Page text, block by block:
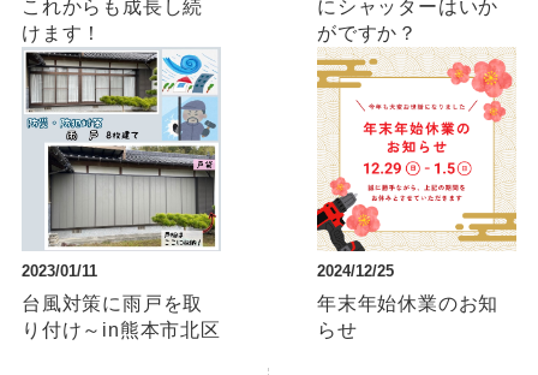
これからも成長し続
けます！
にシャッターはいか
がですか？
2023/01/11
台風対策に雨戸を取
り付け～in熊本市北区
2024/12/25
年末年始休業のお知
らせ